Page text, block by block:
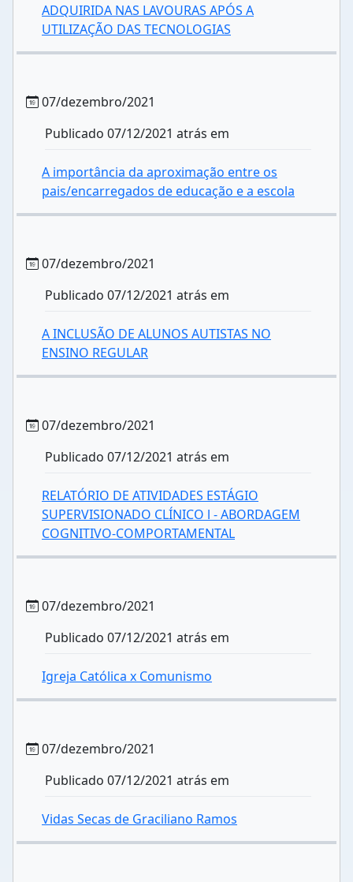
ADQUIRIDA NAS LAVOURAS APÓS A
UTILIZAÇÃO DAS TECNOLOGIAS
07/dezembro/2021
Publicado 07/12/2021 atrás em
A importância da aproximação entre os
pais/encarregados de educação e a escola
07/dezembro/2021
Publicado 07/12/2021 atrás em
A INCLUSÃO DE ALUNOS AUTISTAS NO
ENSINO REGULAR
07/dezembro/2021
Publicado 07/12/2021 atrás em
RELATÓRIO DE ATIVIDADES ESTÁGIO
SUPERVISIONADO CLÍNICO l - ABORDAGEM
COGNITIVO-COMPORTAMENTAL
07/dezembro/2021
Publicado 07/12/2021 atrás em
Igreja Católica x Comunismo
07/dezembro/2021
Publicado 07/12/2021 atrás em
Vidas Secas de Graciliano Ramos